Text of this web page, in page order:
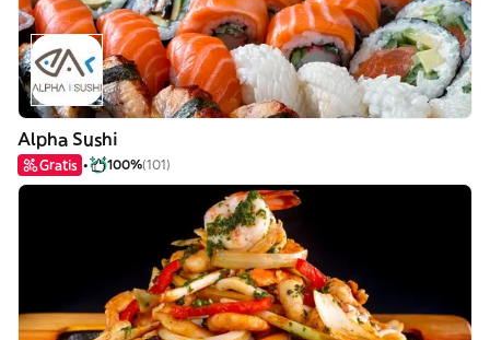
Alpha Sushi
Gratis 100%(101)